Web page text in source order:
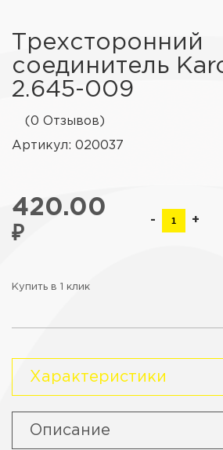
Трехсторонний
соединитель
2.645-009
(0 Отзывов)
Артикул: 020037
420.00
₽
- +
Купить в 1 клик
Характеристики
Описание